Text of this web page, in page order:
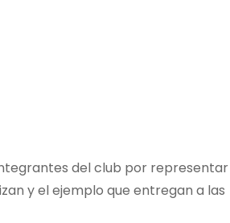
del club por
y el ejemplo que entregan a las